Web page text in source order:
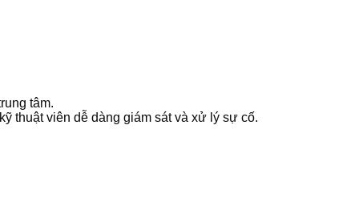
tâm.
thuật viên dễ dàng giám sát và xử lý sự cố.